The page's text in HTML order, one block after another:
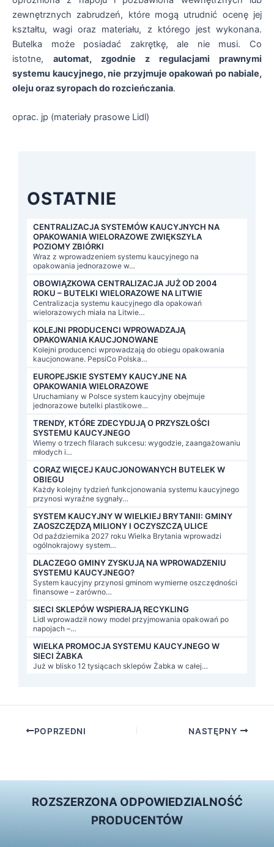
zewnętrznych zabrudzeń, które mogą utrudnić ocenę jej
kształtu, wagi oraz materiału, z którego jest wykonana.
Butelka może posiadać zakrętkę, ale nie musi. Co
istotne, automat, zgodnie z regulacjami prawnymi
systemu kaucyjnego, nie przyjmuje opakowań po nabiale,
oleju oraz syropach do rozcieńczania.
oprac. jp (materiały prasowe Lidl)
OSTATNIE
CENTRALIZACJA SYSTEMÓW KAUCYJNYCH NA
OPAKOWANIA WIELORAZOWE ZWIĘKSZYŁA
POZIOMY ZBIÓRKI
Wraz z wprowadzeniem systemu kaucyjnego na
opakowania jednorazowe w…
OBOWIĄZKOWA CENTRALIZACJA JUŻ OD 2004
ROKU – BUTELKI WIELORAZOWE NA LITWIE
Centralizacja systemu kaucyjnego dla opakowań
wielorazowych miała na Litwie…
KOLEJNI PRODUCENCI WPROWADZAJĄ
OPAKOWANIA KAUCJONOWANE
Kolejni producenci wprowadzają do obiegu opakowania
kaucjonowane. PepsiCo Polska…
EUROPEJSKIE SYSTEMY KAUCYJNE NA
OPAKOWANIA WIELORAZOWE
Uruchamiany w Polsce system kaucyjny obejmuje
jednorazowe butelki plastikowe…
TRENDY, KTÓRE ZDECYDUJĄ O PRZYSZŁOŚCI
SYSTEMU KAUCYJNEGO
Wiemy o trzech filarach sukcesu: wygodzie, zaangażowaniu
młodych i…
CORAZ WIĘCEJ KAUCJONOWANYCH BUTELEK W
OBIEGU
Każdy kolejny tydzień funkcjonowania systemu kaucyjnego
przynosi wyraźne sygnały…
SYSTEM KAUCYJNY W WIELKIEJ BRYTANII: GMINY
ZAOSZCZĘDZĄ MILIONY I OCZYSZCZĄ ULICE
Od października 2027 roku Wielka Brytania wprowadzi
ogólnokrajowy system…
DLACZEGO GMINY ZYSKUJĄ NA WPROWADZENIU
SYSTEMU KAUCYJNEGO?
System kaucyjny przynosi gminom wymierne oszczędności
finansowe – zarówno…
SIECI SKLEPÓW WSPIERAJĄ RECYKLING
Lidl wprowadził nowy model przyjmowania opakowań po
napojach –…
WIELKA PROMOCJA SYSTEMU KAUCYJNEGO W
SIECI ŻABKA
Już w blisko 12 tysiącach sklepów Żabka w całej…
Post POPRZEDNI NASTĘPNY
ROZSZERZONA ODPOWIEDZIALNOŚĆ
PRODUCENTÓW